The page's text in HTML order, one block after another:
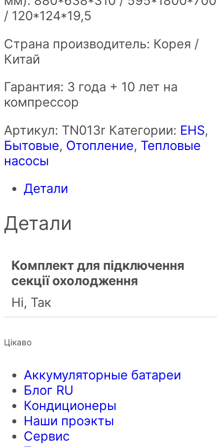
/ 120*124*19,5
Страна производитель: Корея /
Китай
Гарантия: 3 года + 10 лет на
компрессор
Артикул: ТN013r Категории: EHS,
Бытовые, Отопление, Тепловые
насосы
Детали
Детали
Комплект для підключення
секції охолодження
Ні, Так
Цікаво
Аккумуляторные батареи
Блог RU
Кондиционеры
Наши проэкты
Сервис